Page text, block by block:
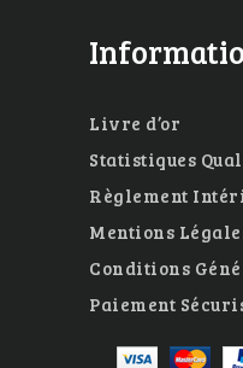
Livre d’or
Statistiques
Règlement
Mentions
Conditions
Paiement